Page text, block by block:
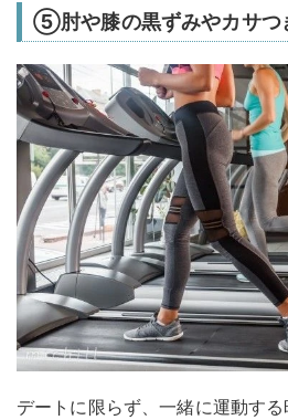
⑤肘や膝の黒ずみやカサつ
デートに限らず、一緒に運動す